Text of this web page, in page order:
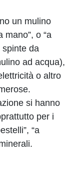
un mulino
mano”, o “a
spinte da
ad acqua),
o altro
si hanno
per i
“a